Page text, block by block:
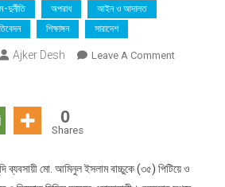
দুর্নীতি অপরাধ
আইন ও আদালত
শিক্ষাঙ্গন সারাদেশ
Ajker Desh Leave A CommentOn
বিচার
দাবিতে
0
Shares
ব্যবসায়ী মো. আমিনুল ইসলাম বাচ্চুকে (৩৫) পিটিয়ে ও